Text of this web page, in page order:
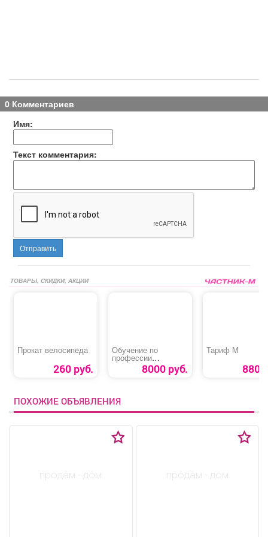
0 Комментариев
Имя:
Текст комментария:
Отправить
ТОВАРЫ, СКИДКИ, АКЦИИ
Прокат велосипеда
260 руб.
Обучение по
профессии
«Машинист
автовышки и8000 руб.
Тариф М
880
ПОХОЖИЕ ОБЪЯВЛЕНИЯ
продам - дом продам - дом